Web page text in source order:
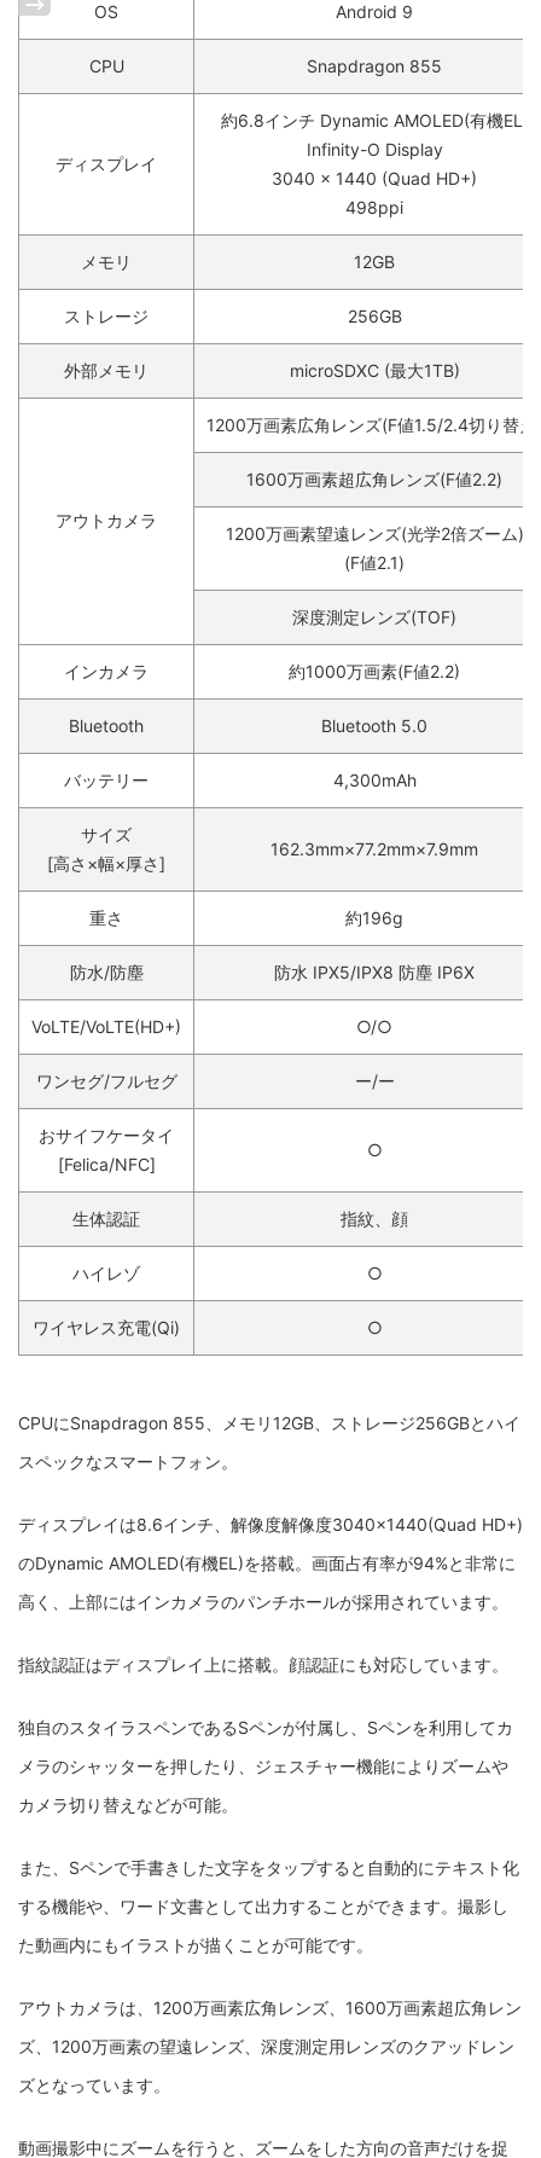
OS Android 9
CPU Snapdragon 855
ディスプレイ
約6.8インチ Dynamic AMOLED(有機EL)
Infinity-O Display
3040 x 1440 (Quad HD+)
498ppi
メモリ 12GB
ストレージ 256GB
外部メモリ microSDXC (最大1TB)
アウトカメラ
1200万画素広角レンズ(F値1.5/2.4切り替え)
1600万画素超広角レンズ(F値2.2)
1200万画素望遠レンズ(光学2倍ズーム)
(F値2.1)
深度測定レンズ(TOF)
インカメラ 約1000万画素(F値2.2)
Bluetooth Bluetooth 5.0
バッテリー 4,300mAh
サイズ
[高さ×幅×厚さ]
162.3mm×77.2mm×7.9mm
重さ 約196g
防水/防塵 防水 IPX5/IPX8 防塵 IP6X
VoLTE/VoLTE(HD+) ○/○
ワンセグ/フルセグ ー/ー
おサイフケータイ
[Felica/NFC]
○
生体認証 指紋、顔
ハイレゾ ○
ワイヤレス充電(Qi) ○
CPUにSnapdragon 855、メモリ12GB、ストレージ256GBとハイ
スペックなスマートフォン。
ディスプレイは8.6インチ、解像度解像度3040×1440(Quad HD+)
のDynamic AMOLED(有機EL)を搭載。画面占有率が94%と非常に
高く、上部にはインカメラのパンチホールが採用されています。
指紋認証はディスプレイ上に搭載。顔認証にも対応しています。
独自のスタイラスペンであるSペンが付属し、Sペンを利用してカ
メラのシャッターを押したり、ジェスチャー機能によりズームや
カメラ切り替えなどが可能。
また、Sペンで手書きした文字をタップすると自動的にテキスト化
する機能や、ワード文書として出力することができます。撮影し
た動画内にもイラストが描くことが可能です。
アウトカメラは、1200万画素広角レンズ、1600万画素超広角レン
ズ、1200万画素の望遠レンズ、深度測定用レンズのクアッドレン
ズとなっています。
動画撮影中にズームを行うと、ズームをした方向の音声だけを捉